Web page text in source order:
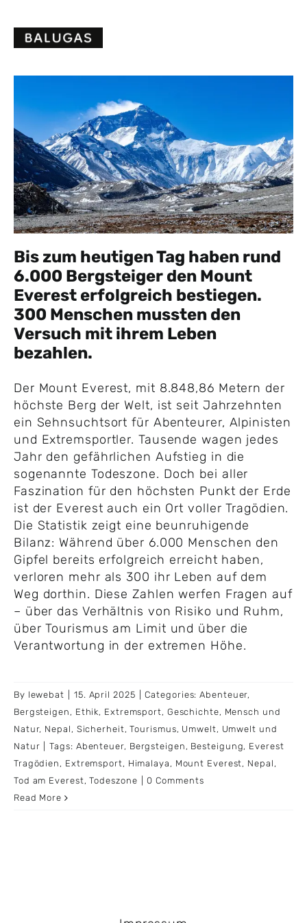
content
Bis zum heutigen Tag haben rund
6.000 Bergsteiger den Mount
Everest erfolgreich bestiegen.
300 Menschen mussten den
Versuch mit ihrem Leben
bezahlen.
Der Mount Everest, mit 8.848,86 Metern der
höchste Berg der Welt, ist seit Jahrzehnten
ein Sehnsuchtsort für Abenteurer, Alpinisten
und Extremsportler. Tausende wagen jedes
Jahr den gefährlichen Aufstieg in die
sogenannte Todeszone. Doch bei aller
Faszination für den höchsten Punkt der Erde
ist der Everest auch ein Ort voller Tragödien.
Die Statistik zeigt eine beunruhigende
Bilanz: Während über 6.000 Menschen den
Gipfel bereits erfolgreich erreicht haben,
verloren mehr als 300 ihr Leben auf dem
Weg dorthin. Diese Zahlen werfen Fragen auf
– über das Verhältnis von Risiko und Ruhm,
über Tourismus am Limit und über die
Verantwortung in der extremen Höhe.
By lewebat 15. April 2025 Categories:Abenteuer,
Bergsteigen , Ethik, Extremsport, Geschichte, Mensch und
Natur, Nepal , Sicherheit,Tourismus, Umwelt, Umwelt und
Natur
Tags: Abenteuer, Bergsteigen , Besteigung, Everest
Tragödien , Extremsport, Himalaya , Mount Everest, Nepal ,
Tod am Everest,Todeszone
0 Comments
Read More